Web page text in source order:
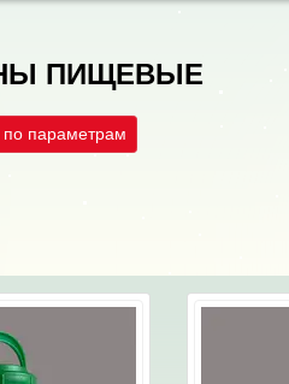
ПИЩЕВЫЕ
параметрам